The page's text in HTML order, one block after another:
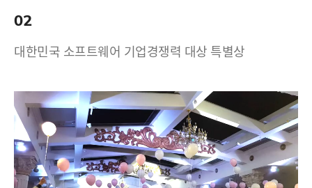
02
대한민국 소프트웨어 기업경쟁력 대상 특별상
17